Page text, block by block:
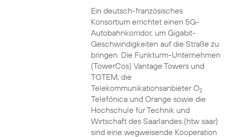
Ein deutsch-französisches
Konsortium errichtet einen 5G-
Autobahnkorridor, um Gigabit-
Geschwindigkeiten auf die Straße zu
bringen. Die Funkturm-Unternehmen
(TowerCos) Vantage Towers und
TOTEM, die
Telekommunikationsanbieter O2
Telefónica und Orange sowie die
Hochschule für Technik und
Wirtschaft des Saarlandes (htw saar)
sind eine wegweisende Kooperation